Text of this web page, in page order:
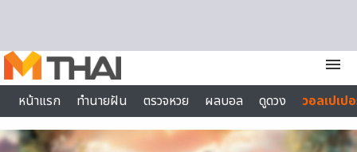
menu
หน้าแรก
ทำนายฝัน ตรวจหวย ผลบอล ดูดวง
วอลเปเป
ไลฟ์สไตล์